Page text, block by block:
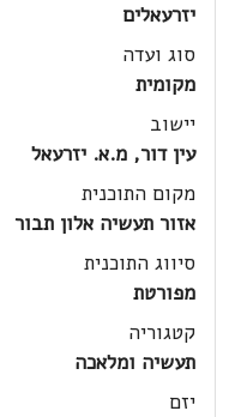
יזרעאלים
סוג ועדה
מקומית
יישוב
עין דור, מ.א. יזרעאל
מקום התוכנית
אזור תעשיה אלון תבור
סיווג התוכנית
מפורטת
קטגוריה
תעשיה ומלאכה
יזם